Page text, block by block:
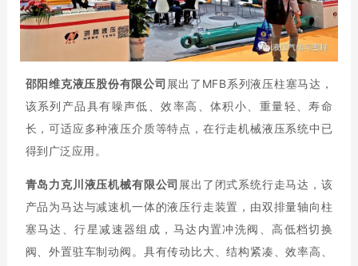
邵阳维克液压股份有限公司 展出了MFB系列液压柱塞马达，
该系列产品具有噪声低、效率高、体积小、重量轻、寿命
长，可适应多种液压介质等特点，在行走机械液压系统中已
得到广泛应用。
青岛力克川液压机械有限公司 展出了闭式系统行走马达，该
产品为马达与减速机一体的液压行走装置，由双排量轴向柱
塞马达、行星减速器组成，马达内置冲洗阀、高低档切换
阀、外置驻车制动阀。具有传动比大、结构紧凑、效率高、